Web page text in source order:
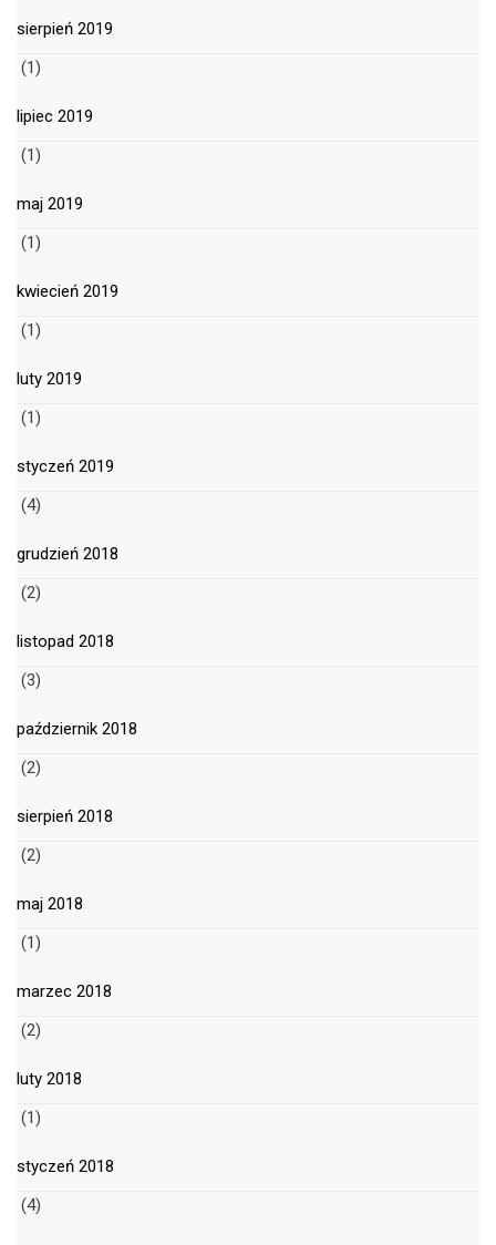
sierpień 2019
(1)
lipiec 2019
(1)
maj 2019
(1)
kwiecień 2019
(1)
luty 2019
(1)
styczeń 2019
(4)
grudzień 2018
(2)
listopad 2018
(3)
październik 2018
(2)
sierpień 2018
(2)
maj 2018
(1)
marzec 2018
(2)
luty 2018
(1)
styczeń 2018
(4)